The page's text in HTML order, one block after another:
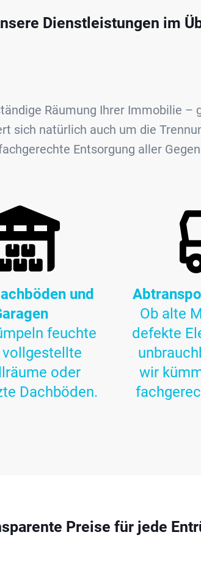
Dienstleistungen im
Räumung Ihrer Immobilie –
sich natürlich auch um die
Entsorgung aller
und
feuchte
vollgestellte
oder
Dachböden.
Ob alte
defekte
wir
Preise für jede